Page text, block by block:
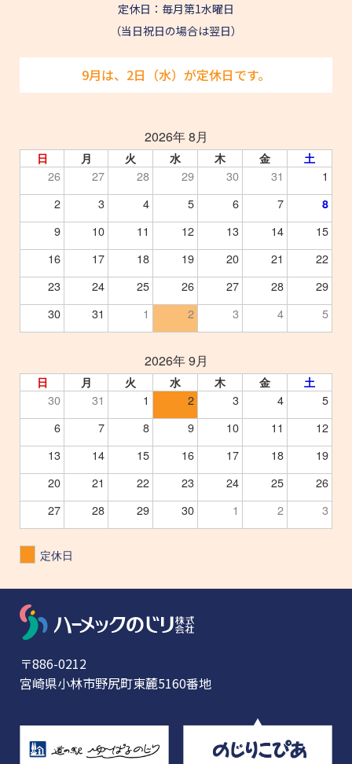
定休日：毎月第1水曜日
（当日祝日の場合は翌日）
9月は、2日（水）が定休日です。
2026年 8月
日 月 火 水 木 金 土
26 27 28 29 30 31
1
2
3 4 5 6 7 8
9 10 11 12 13 14
15
16
17 18 19 20 21
22
23
24 25 26 27 28
29
30
31 1 2 3 4 5
2026年 9月
日 月 火 水 木 金 土
30 31 1 2 3 4
5
6
7 8 9 10 11
12
13
14 15 16 17 18
19
20
21 22 23 24 25
26
27
28 29 30 1 2 3
定休日
〒886-0212
宮崎県小林市野尻町東麓5160番地